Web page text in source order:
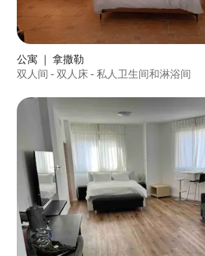
公寓 ｜ 拿撒勒
双人间 - 双人床 - 私人卫生间和淋浴间